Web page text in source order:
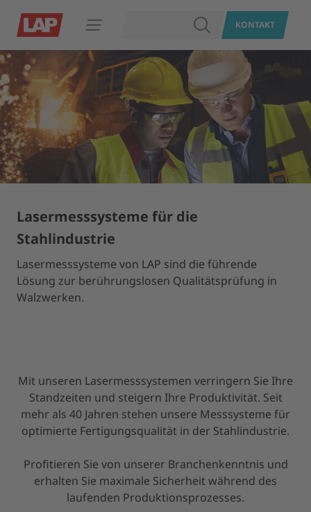
Navigation öffnen SUCHENKONTAKT
Lasermesssysteme für die
Stahlindustrie
Lasermesssysteme von LAP sind die führende
Lösung zur berührungslosen Qualitätsprüfung in
Walzwerken.
Mit unseren Lasermesssystemen verringern Sie Ihre
Standzeiten und steigern Ihre Produktivität. Seit
mehr als 40 Jahren stehen unsere Messsysteme für
optimierte Fertigungsqualität in der Stahlindustrie.
Profitieren Sie von unserer Branchenkenntnis und
erhalten Sie maximale Sicherheit während des
laufenden Produktionsprozesses.